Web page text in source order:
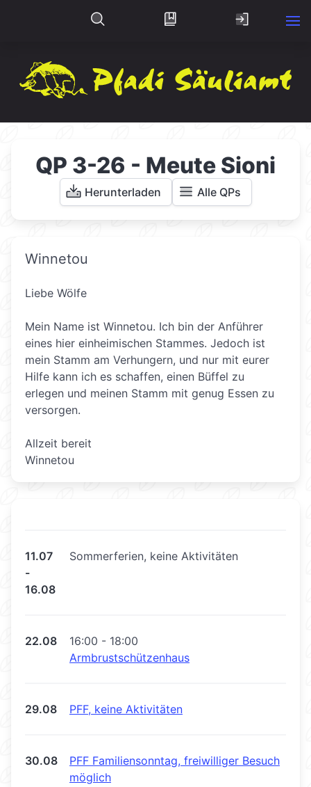
QP 3-26 - Meute Sioni
Herunterladen Alle QPs
Winnetou
Liebe Wölfe
Mein Name ist Winnetou. Ich bin der Anführer
eines hier einheimischen Stammes. Jedoch ist
mein Stamm am Verhungern, und nur mit eurer
Hilfe kann ich es schaffen, einen Büffel zu
erlegen und meinen Stamm mit genug Essen zu
versorgen.
Allzeit bereit
Winnetou
11.07
-
16.08
Sommerferien, keine Aktivitäten
22.08
16:00 - 18:00
Armbrustschützenhaus
29.08 PFF, keine Aktivitäten
30.08
PFF Familiensonntag, freiwilliger Besuch
möglich